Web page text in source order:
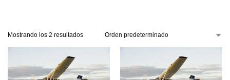
Mostrando los 2 resultados